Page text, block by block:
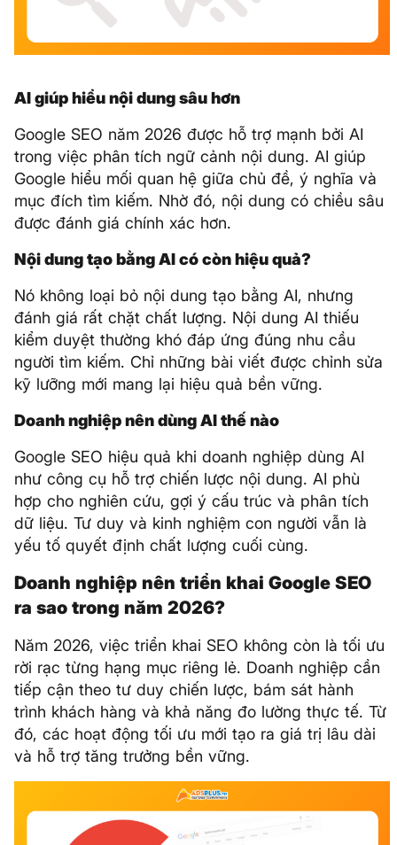
AI giúp hiểu nội dung sâu hơn
Google SEO năm 2026 được hỗ trợ mạnh bởi AI
trong việc phân tích ngữ cảnh nội dung. AI giúp
Google hiểu mối quan hệ giữa chủ đề, ý nghĩa và
mục đích tìm kiếm. Nhờ đó, nội dung có chiều sâu
được đánh giá chính xác hơn.
Nội dung tạo bằng AI có còn hiệu quả?
Nó không loại bỏ nội dung tạo bằng AI, nhưng
đánh giá rất chặt chất lượng. Nội dung AI thiếu
kiểm duyệt thường khó đáp ứng đúng nhu cầu
người tìm kiếm. Chỉ những bài viết được chỉnh sửa
kỹ lưỡng mới mang lại hiệu quả bền vững.
Doanh nghiệp nên dùng AI thế nào
Google SEO hiệu quả khi doanh nghiệp dùng AI
như công cụ hỗ trợ chiến lược nội dung. AI phù
hợp cho nghiên cứu, gợi ý cấu trúc và phân tích
dữ liệu. Tư duy và kinh nghiệm con người vẫn là
yếu tố quyết định chất lượng cuối cùng.
Doanh nghiệp nên triển khai Google SEO
ra sao trong năm 2026?
Năm 2026, việc triển khai SEO không còn là tối ưu
rời rạc từng hạng mục riêng lẻ. Doanh nghiệp cần
tiếp cận theo tư duy chiến lược, bám sát hành
trình khách hàng và khả năng đo lường thực tế. Từ
đó, các hoạt động tối ưu mới tạo ra giá trị lâu dài
và hỗ trợ tăng trưởng bền vững.